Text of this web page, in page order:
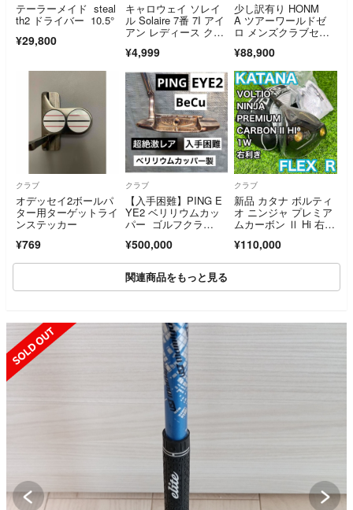
テーラーメイド steal
th2 ドライバー 10.5°
¥29,800
キャロウェイ ソレイ
ル Solaire 7番 7I アイ
アン レディース クラ
¥4,999
少し訳有り HONM
A ツアーワールドゼ
ロ メンズクラブセッ
門 バッグ付 ホンマ 入
門ゴルフフルセット
¥88,900
クラブ
オデッセイ2ボールパ
ター用ターゲットライ
ンステッカー
¥769
クラブ
【入手困難】PING E
YE2 ベリリウムカッ
パー ゴルフクラ
¥500,000
クラブ
新品 カタナ ボルティ
オ ニンジャ プレミア
ムカーボン Ⅱ Hi 右 1
O NINJA
¥110,000
関連商品をもっと見る